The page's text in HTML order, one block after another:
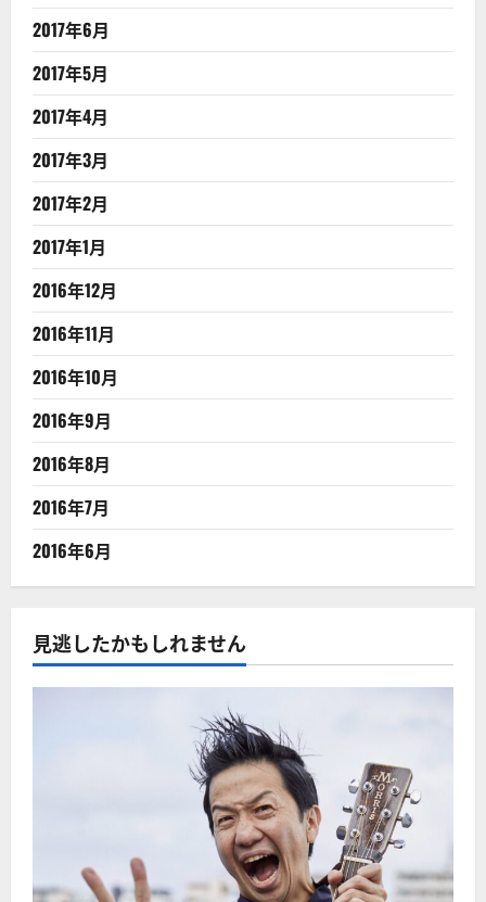
2017年6月
2017年5月
2017年4月
2017年3月
2017年2月
2017年1月
2016年12月
2016年11月
2016年10月
2016年9月
2016年8月
2016年7月
2016年6月
見逃したかもしれません